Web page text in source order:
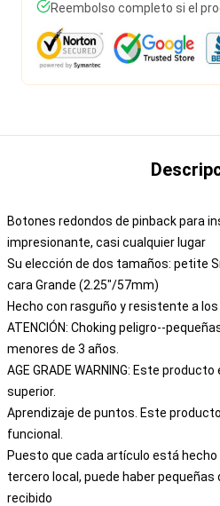
Reembolso completo si el
Botones redondos de pinback para
impresionante, casi cualquier lugar
Su elección de dos tamaños: petite
cara Grande (2.25"/57mm)
Hecho con rasguño y resistente a los
ATENCIÓN: Choking peligro--
menores de 3 años.
AGE GRADE WARNING: Este
superior.
Aprendizaje de puntos. Este
funcional.
Puesto que cada artículo está
tercero local, puede haber
recibido